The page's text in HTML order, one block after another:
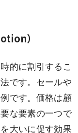
）
的に割引するこ
です。セールや
です。価格は顧
な要素の一つで
大いに促す効果